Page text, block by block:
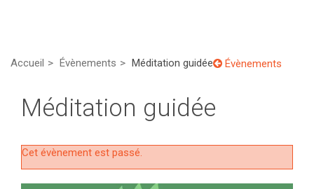
Accueil Évènements Méditation guidée Évènements
Méditation guidée
Cet évènement est passé.